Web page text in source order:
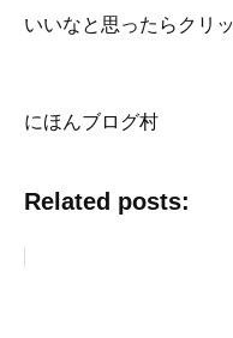
いいなと思ったらクリ
にほんブログ村
Related posts: